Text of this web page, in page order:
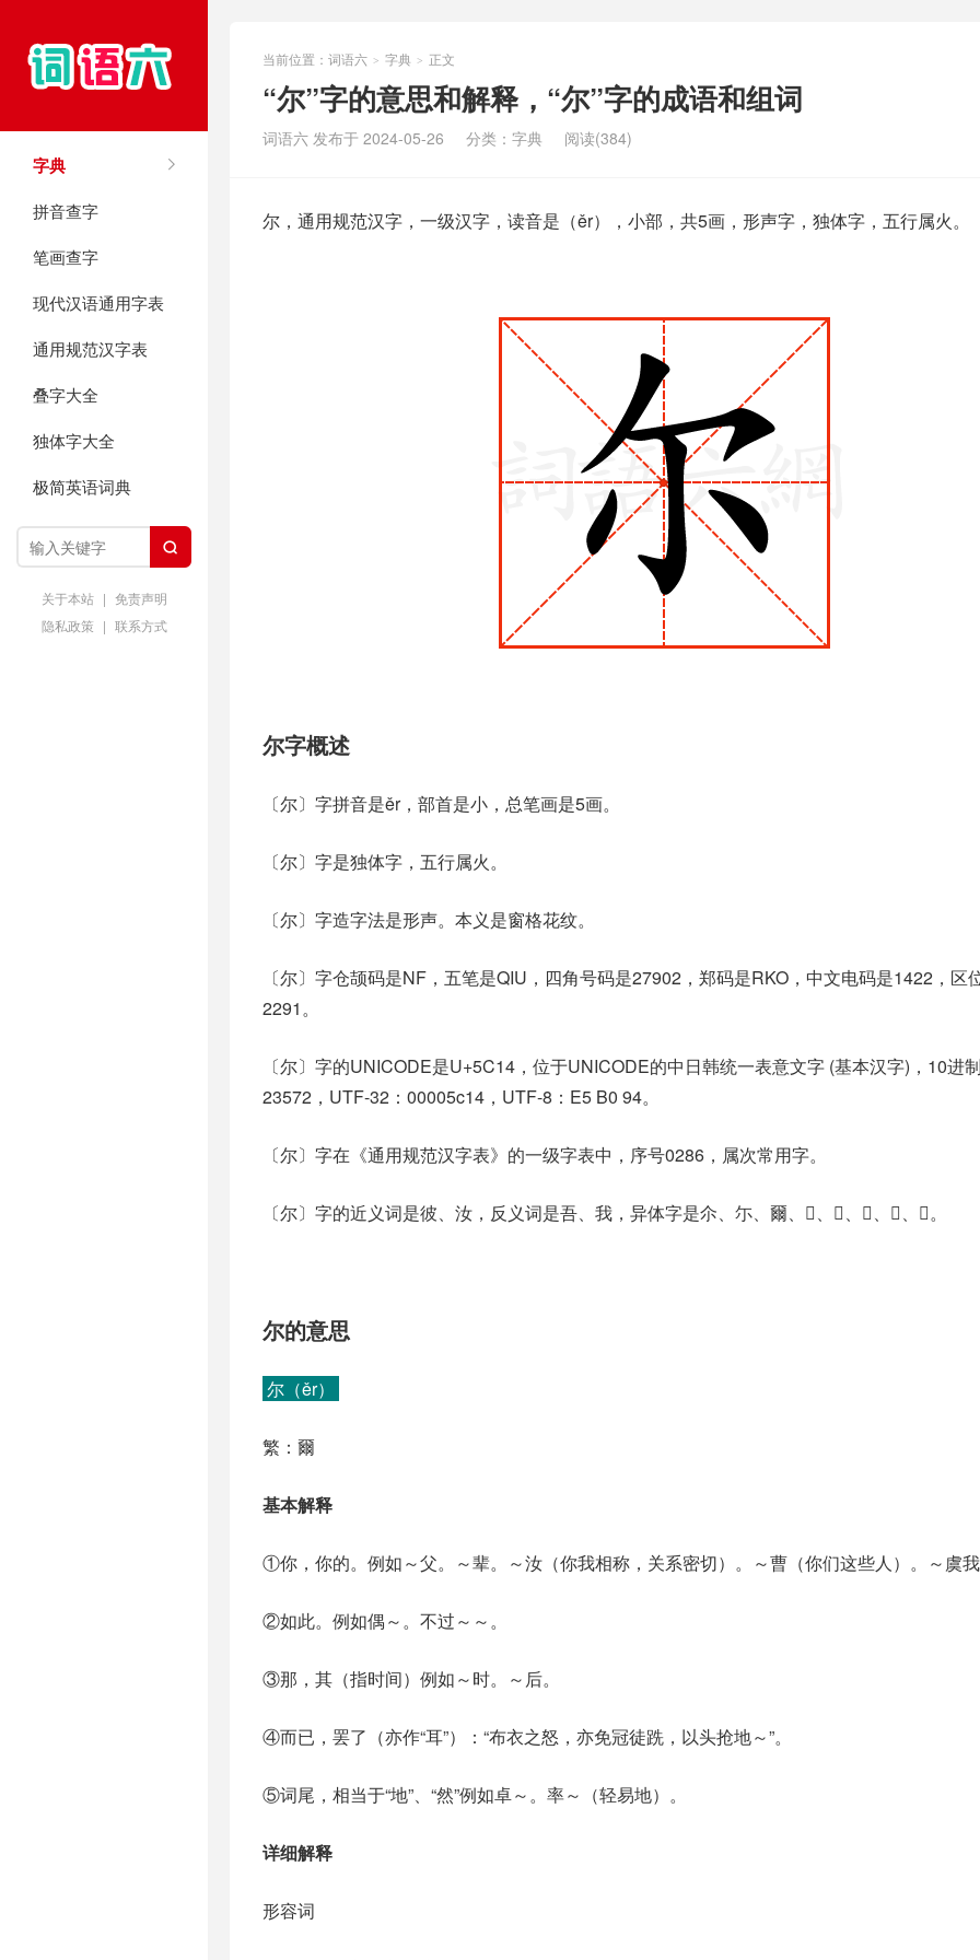
字典
拼音查字
笔画查字
现代汉语通用字表
通用规范汉字表
叠字大全
独体字大全
极简英语词典

关于本站 | 免责声明
隐私政策 | 联系方式
当前位置： 词语六 > 字典 > 正文
“尔”字的意思和解释，“尔”字的成语和组词
词语六 发布于 2024-05-26 分类： 字典 阅读(384)
尔，通用规范汉字，一级汉字，读音是（ěr），小部，共5画，形声字，独体字，五行属火。
尔字概述
〔尔〕字拼音是ěr，部首是小，总笔画是5画。
〔尔〕字是独体字，五行属火。
〔尔〕字造字法是形声。本义是窗格花纹。
〔尔〕字仓颉码是NF，五笔是QIU，四角号码是27902，郑码是RKO，中文电码是1422，区
2291。
〔尔〕字的UNICODE是U+5C14，位于UNICODE的中日韩统一表意文字 (基本汉字)，10进
23572，UTF-32：00005c14，UTF-8：E5 B0 94。
〔尔〕字在《通用规范汉字表》的一级字表中，序号0286，属次常用字。
〔尔〕字的近义词是彼、汝，反义词是吾、我，异体字是尒、尓、爾、𠇍、𠑂、𡭗、𢀪、𣙡。
尔的意思
尔（ěr）
繁：爾
基本解释
①你，你的。例如～父。～辈。～汝（你我相称，关系密切）。～曹（你们这些人）。～虞
②如此。例如偶～。不过～～。
③那，其（指时间）例如～时。～后。
④而已，罢了（亦作“耳”）：“布衣之怒，亦免冠徒跣，以头抢地～”。
⑤词尾，相当于“地”、“然”例如卓～。率～（轻易地）。
详细解释
形容词